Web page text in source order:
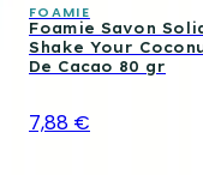
FOAMIE
Foamie Savon
Shake Your
De Cacao 80 gr
7,88 €